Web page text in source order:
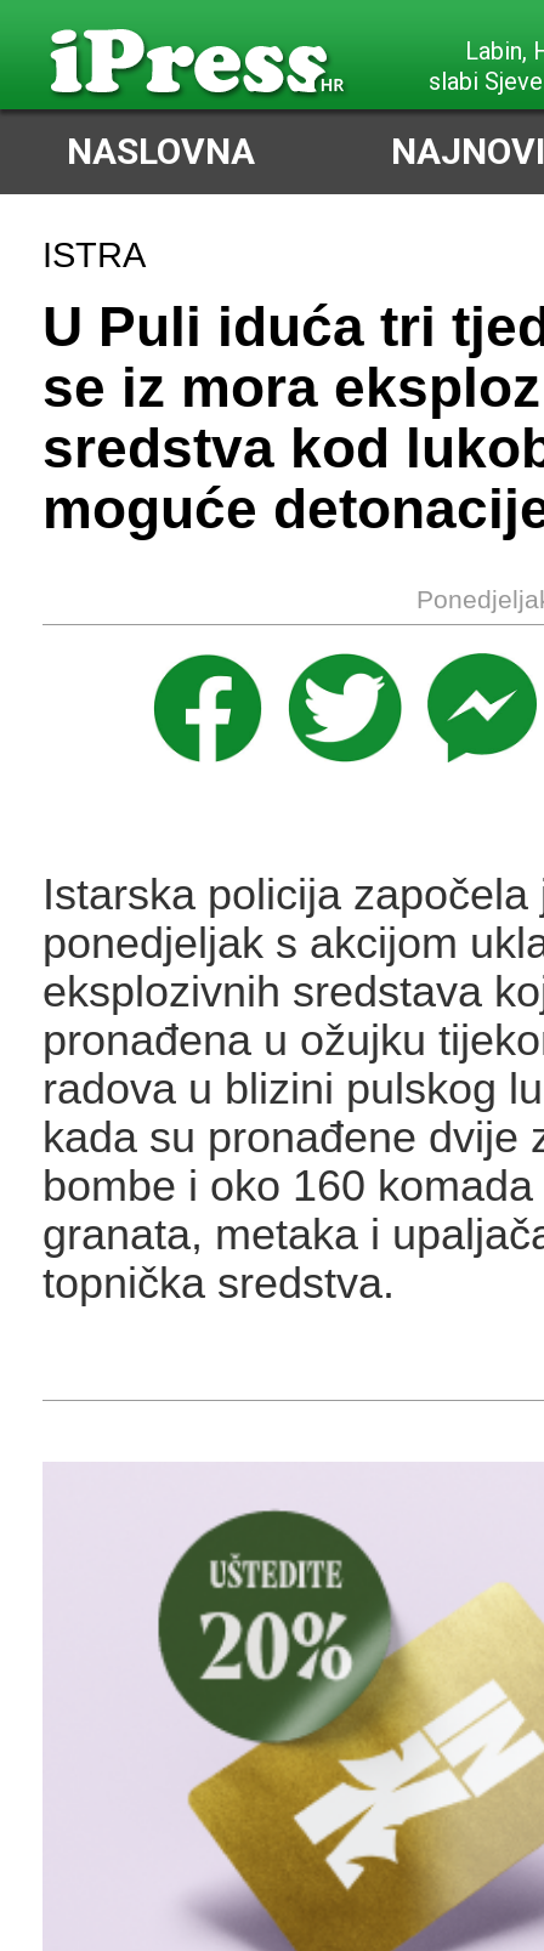
Labin,
slabi
NASLOVNA
ISTRA
U Puli iduća tri
se iz mora
sredstva kod
moguće
Istarska policija započela
ponedjeljak s akcijom
eksplozivnih sredstava
pronađena u ožujku
radova u blizini pulskog
kada su pronađene dvije
bombe i oko 160
granata, metaka i
topnička sredstva.